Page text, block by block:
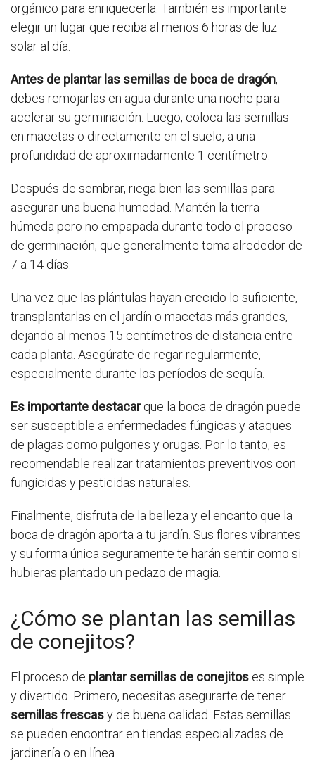
orgánico para enriquecerla. También es importante
elegir un lugar que reciba al menos 6 horas de luz
solar al día.
Antes de plantar las semillas de boca de dragón,
debes remojarlas en agua durante una noche para
acelerar su germinación. Luego, coloca las semillas
en macetas o directamente en el suelo, a una
profundidad de aproximadamente 1 centímetro.
Después de sembrar, riega bien las semillas para
asegurar una buena humedad. Mantén la tierra
húmeda pero no empapada durante todo el proceso
de germinación, que generalmente toma alrededor de
7 a 14 días.
Una vez que las plántulas hayan crecido lo suficiente,
transplantarlas en el jardín o macetas más grandes,
dejando al menos 15 centímetros de distancia entre
cada planta. Asegúrate de regar regularmente,
especialmente durante los períodos de sequía.
Es importante destacarque la boca de dragón puede
ser susceptible a enfermedades fúngicas y ataques
de plagas como pulgones y orugas. Por lo tanto, es
recomendable realizar tratamientos preventivos con
fungicidas y pesticidas naturales.
Finalmente, disfruta de la belleza y el encanto que la
boca de dragón aporta a tu jardín. Sus flores vibrantes
y su forma única seguramente te harán sentir como si
hubieras plantado un pedazo de magia.
¿Cómo se plantan las semillas
de conejitos?
El proceso de plantar semillas de conejitos es simple
y divertido. Primero, necesitas asegurarte de tener
semillas frescasy de buena calidad. Estas semillas
se pueden encontrar en tiendas especializadas de
jardinería o en línea.